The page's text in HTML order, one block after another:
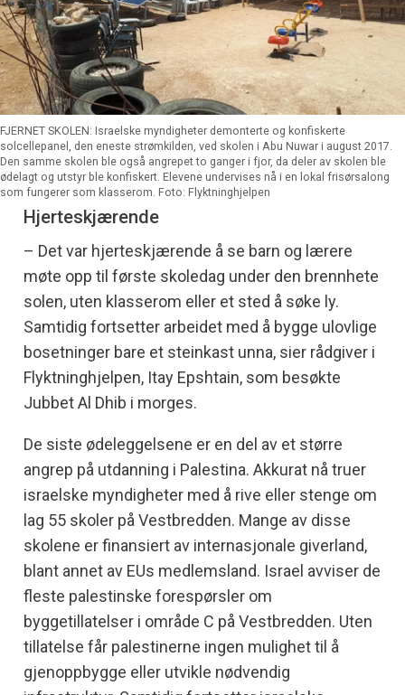
FJERNET SKOLEN: Israelske myndigheter demonterte og konfiskerte
solcellepanel, den eneste strømkilden, ved skolen i Abu Nuwar i august 2017.
Den samme skolen ble også angrepet to ganger i fjor, da deler av skolen ble
ødelagt og utstyr ble konfiskert. Elevene undervises nå i en lokal frisørsalong
som fungerer som klasserom. Foto: Flyktninghjelpen
Hjerteskjærende
– Det var hjerteskjærende å se barn og lærere
møte opp til første skoledag under den brennhete
solen, uten klasserom eller et sted å søke ly.
Samtidig fortsetter arbeidet med å bygge ulovlige
bosetninger bare et steinkast unna, sier rådgiver i
Flyktninghjelpen, Itay Epshtain, som besøkte
Jubbet Al Dhib i morges.
De siste ødeleggelsene er en del av et større
angrep på utdanning i Palestina. Akkurat nå truer
israelske myndigheter med å rive eller stenge om
lag 55 skoler på Vestbredden. Mange av disse
skolene er finansiert av internasjonale giverland,
blant annet av EUs medlemsland. Israel avviser de
fleste palestinske forespørsler om
byggetillatelser i område C på Vestbredden. Uten
tillatelse får palestinerne ingen mulighet til å
gjenoppbygge eller utvikle nødvendig